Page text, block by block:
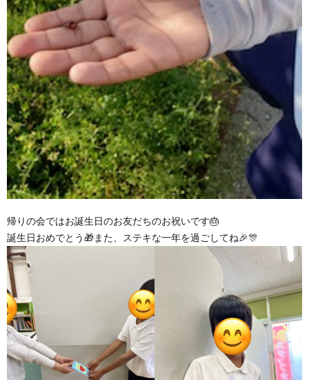
帰りの会ではお誕生日のお友だちのお祝いです🎂
誕生日おめでとう🎁また、ステキな一年を過ごしてね🎉🎊